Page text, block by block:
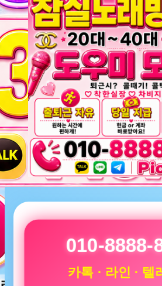
010-8888-
카톡 · 라인 · 텔